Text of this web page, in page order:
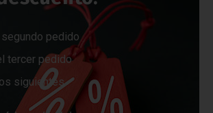
segundo pedido
tercer pedido
siguientes